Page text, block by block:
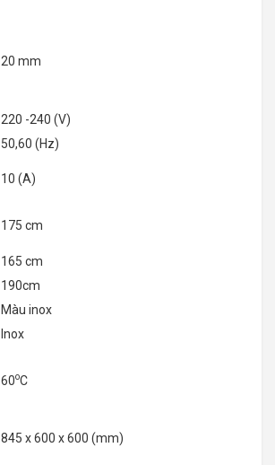
20 mm
220 -240 (V)
50,60 (Hz)
10 (A)
175 cm
165 cm
190cm
Màu inox
Inox
60oC
845 x 600 x 600 (mm)